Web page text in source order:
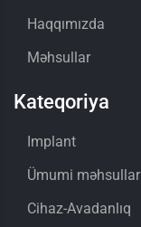
Haqqımızda
Məhsullar
Kateqoriya
Implant
Ümumi məhsullar
Cihaz-Avadanlıq